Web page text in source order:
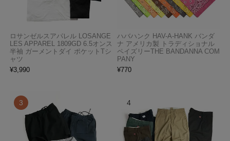
ロサンゼルスアパレル LOSANGE
LES APPAREL 1809GD 6.5オンス
半袖 ガーメントダイ ポケットTシ
ャツ
¥3,990
ハバハンク HAV-A-HANK バンダ
ナ アメリカ製 トラディショナル
ペイズリーTHE BANDANNA COM
PANY
¥770